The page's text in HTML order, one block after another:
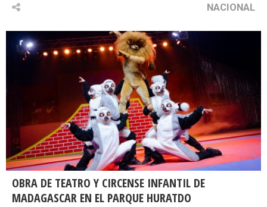
NACIONAL
OBRA DE TEATRO Y CIRCENSE INFANTIL DE
MADAGASCAR EN EL PARQUE HURATDO